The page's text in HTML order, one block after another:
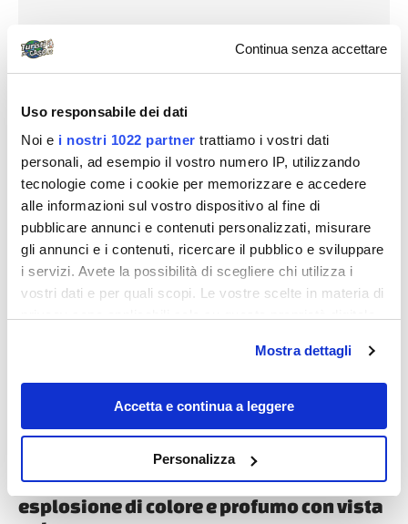
Continua senza accettare
Uso responsabile dei dati
Noi e i nostri 1022 partner trattiamo i vostri dati
personali, ad esempio il vostro numero IP, utilizzando
tecnologie come i cookie per memorizzare e accedere
alle informazioni sul vostro dispositivo al fine di
pubblicare annunci e contenuti personalizzati, misurare
gli annunci e i contenuti, ricercare il pubblico e sviluppare
i servizi. Avete la possibilità di scegliere chi utilizza i
vostri dati e per quali scopi. Le vostre scelte in materia di
modificare o revocare il proprio consenso in qualsiasi
momento dalla Dichiarazione sui cookie o facendo clic
sull'icona di attivazione della privacy.
raccogliere informazioni sulla tua posizione
geografica, con un'approssimazione di qualche
metro,
Mostra dettagli
Accetta e continua a leggere
Personalizza
Destinazioni
Questo parco della Liguria è una vera
esplosione di colore e profumo con vista